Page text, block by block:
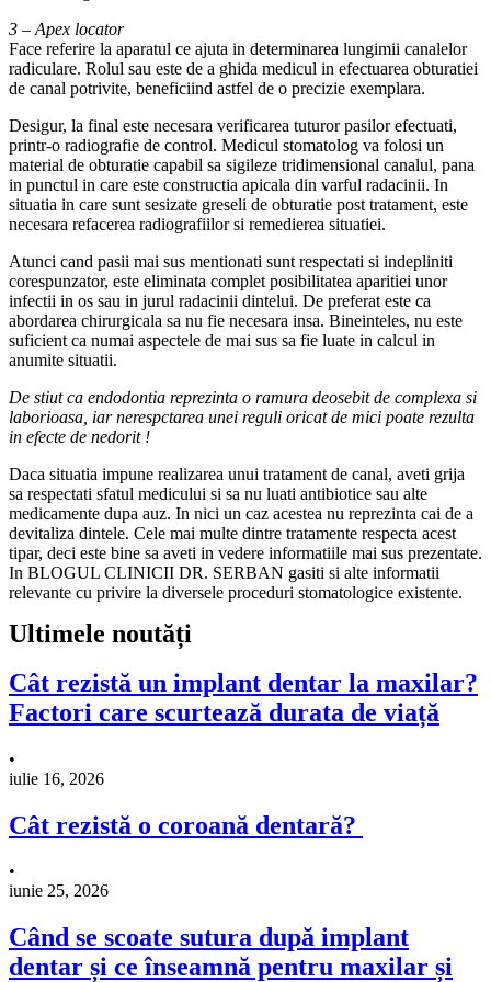
3 – Apex locator
Face referire la aparatul ce ajuta in determinarea lungimii canalelor
radiculare. Rolul sau este de a ghida medicul in efectuarea obturatiei
de canal potrivite, beneficiind astfel de o precizie exemplara.
Desigur, la final este necesara verificarea tuturor pasilor efectuati,
printr-o radiografie de control. Medicul stomatolog va folosi un
material de obturatie capabil sa sigileze tridimensional canalul, pana
in punctul in care este constructia apicala din varful radacinii. In
situatia in care sunt sesizate greseli de obturatie post tratament, este
necesara refacerea radiografiilor si remedierea situatiei.
Atunci cand pasii mai sus mentionati sunt respectati si indepliniti
corespunzator, este eliminata complet posibilitatea aparitiei unor
infectii in os sau in jurul radacinii dintelui. De preferat este ca
abordarea chirurgicala sa nu fie necesara insa. Bineinteles, nu este
suficient ca numai aspectele de mai sus sa fie luate in calcul in
anumite situatii.
De stiut ca endodontia reprezinta o ramura deosebit de complexa si
laborioasa, iar nerespctarea unei reguli oricat de mici poate rezulta
in efecte de nedorit !
Daca situatia impune realizarea unui tratament de canal, aveti grija
sa respectati sfatul medicului si sa nu luati antibiotice sau alte
medicamente dupa auz. In nici un caz acestea nu reprezinta cai de a
devitaliza dintele. Cele mai multe dintre tratamente respecta acest
tipar, deci este bine sa aveti in vedere informatiile mai sus prezentate.
In BLOGUL CLINICII DR. SERBAN gasiti si alte informatii
relevante cu privire la diversele proceduri stomatologice existente.
Ultimele noutăți
Cât rezistă un implant dentar la maxilar?
Factori care scurtează durata de viață
•
iulie 16, 2026
Cât rezistă o coroană dentară?
•
iunie 25, 2026
Când se scoate sutura după implant
dentar și ce înseamnă pentru maxilar și